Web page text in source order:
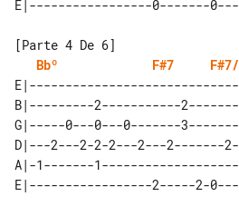
Bbº
F#7
B|---------2-----------
G|-----0---0---0-------
D|---2---2-2-2---2---2-------
A|-1-------